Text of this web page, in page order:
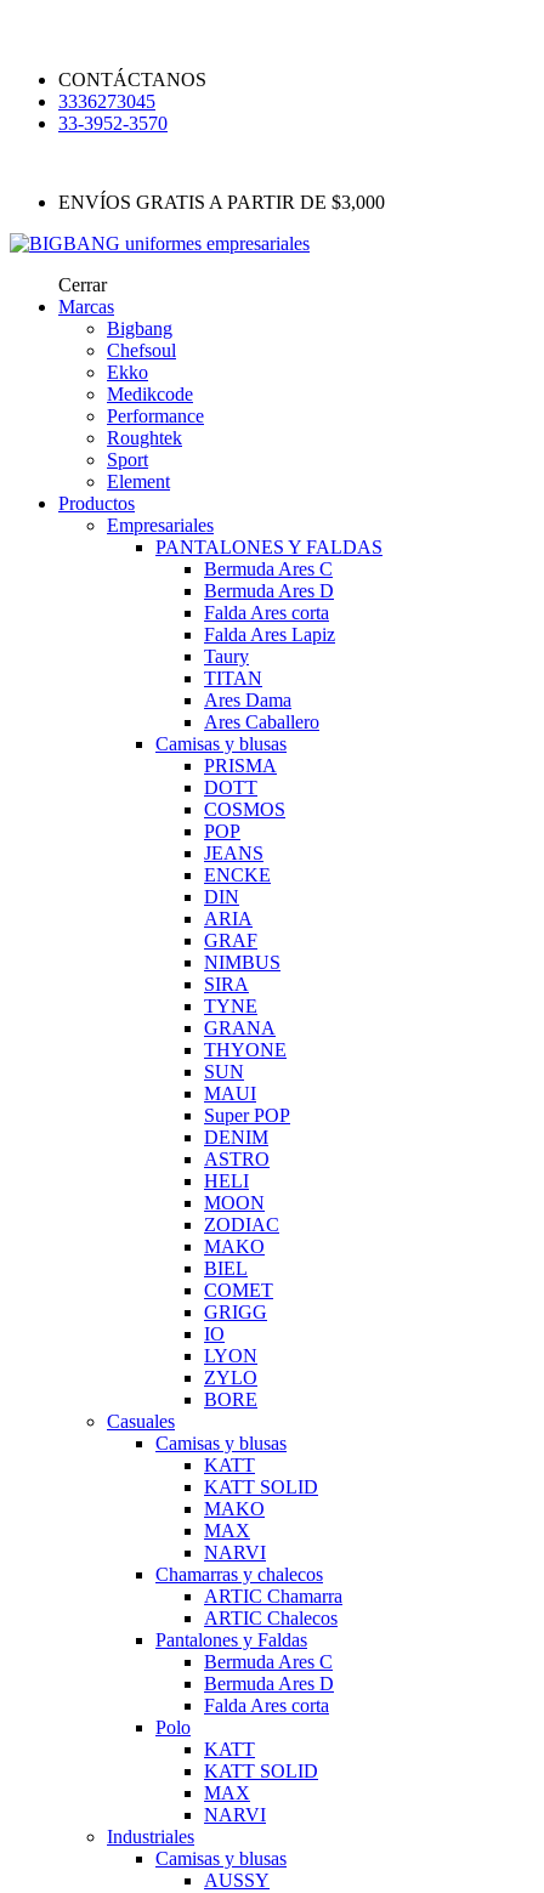
CONTÁCTANOS
3336273045
33-3952-3570
ENVÍOS GRATIS A PARTIR DE $3,000
Cerrar
Marcas
Bigbang
Chefsoul
Ekko
Medikcode
Performance
Roughtek
Sport
Element
Productos
Empresariales
PANTALONES Y FALDAS
Bermuda Ares C
Bermuda Ares D
Falda Ares corta
Falda Ares Lapiz
Taury
TITAN
Ares Dama
Ares Caballero
Camisas y blusas
PRISMA
DOTT
COSMOS
POP
JEANS
ENCKE
DIN
ARIA
GRAF
NIMBUS
SIRA
TYNE
GRANA
THYONE
SUN
MAUI
Super POP
DENIM
ASTRO
HELI
MOON
ZODIAC
MAKO
BIEL
COMET
GRIGG
IO
LYON
ZYLO
BORE
Casuales
Camisas y blusas
KATT
KATT SOLID
MAKO
MAX
NARVI
Chamarras y chalecos
ARTIC Chamarra
ARTIC Chalecos
Pantalones y Faldas
Bermuda Ares C
Bermuda Ares D
Falda Ares corta
Polo
KATT
KATT SOLID
MAX
NARVI
Industriales
Camisas y blusas
AUSSY